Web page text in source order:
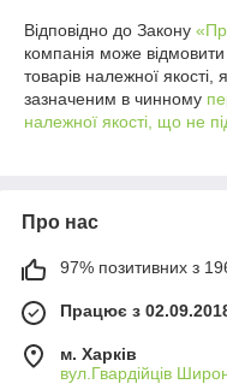
Відповідно до Закону
компанія може
товарів належної якості,
зазначеним в чинному
належної якості, що не
Про нас
97% позитивних з 196
Працює з
м. Харків
вул.Гвардійців